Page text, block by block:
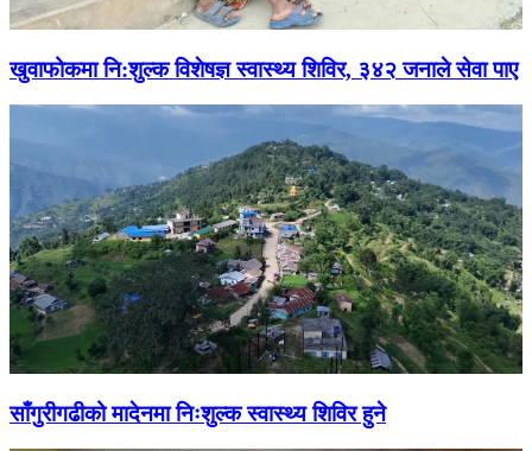
खुवाफोकमा नि:शुल्क विशेषज्ञ स्वास्थ्य शिविर, ३४२ जनाले सेवा पाए
साँगुरीगढीको मादेनमा निःशुल्क स्वास्थ्य शिविर हुने